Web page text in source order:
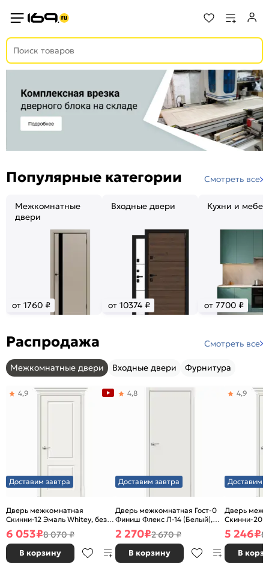
Популярные категории Смотреть все
Межкомнатные
двери
от 1760 ₽
Входные двери
от 10374 ₽
Кухни и
от 7700 ₽
Распродажа Смотреть все
Межкомнатные двери Входные двери Фурнитура
Доставим завтра
Дверь межкомнатная
Скинни-12 Эмаль Whitey, без
декора, глухая, без стекла,
без кромки, скиновая
4,9
6 053₽8 070 ₽
В корзину
Доставим завтра
Дверь межкомнатная Гост-0
Финиш Флекс Л-14 (Белый),
глухая, каркасно-щитовая
4,8
2 270₽2 670 ₽
В корзину
Доставим
Дверь
Скинни-20
декора,
без кромки,
4,9
5 246₽8
В